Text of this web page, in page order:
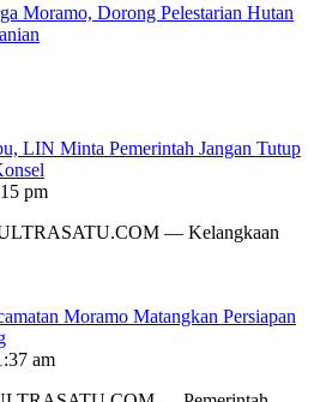
Moramo, Dorong Pelestarian Hutan
LIN Minta Pemerintah Jangan Tutup
pm
— Kelangkaan
Moramo Matangkan Persiapan
am